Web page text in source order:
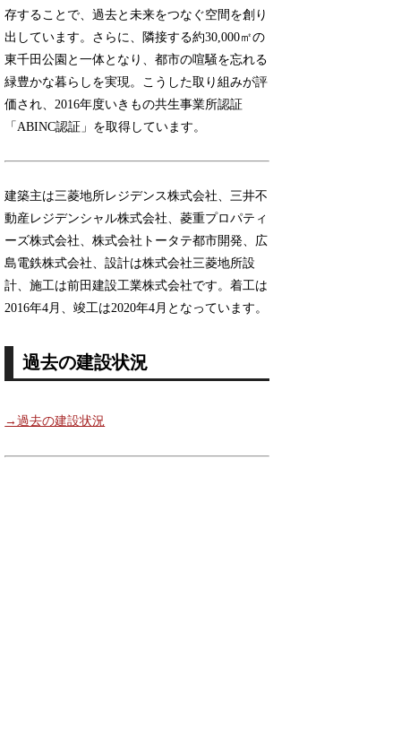
存することで、過去と未来をつなぐ空間を創り
出しています。さらに、隣接する約30,000㎡の
東千田公園と一体となり、都市の喧騒を忘れる
緑豊かな暮らしを実現。こうした取り組みが評
価され、2016年度いきもの共生事業所認証
「ABINC認証」を取得しています。
建築主は三菱地所レジデンス株式会社、三井不
動産レジデンシャル株式会社、菱重プロパティ
ーズ株式会社、株式会社トータテ都市開発、広
島電鉄株式会社、設計は株式会社三菱地所設
計、施工は前田建設工業株式会社です。着工は
2016年4月、竣工は2020年4月となっています。
過去の建設状況
→過去の建設状況